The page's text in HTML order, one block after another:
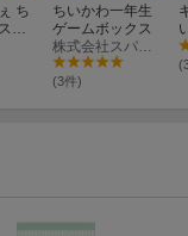
ち
テ
大
ちいかわ一年生
ゲームボックス
株式会社スパイラルキュート
(3件)